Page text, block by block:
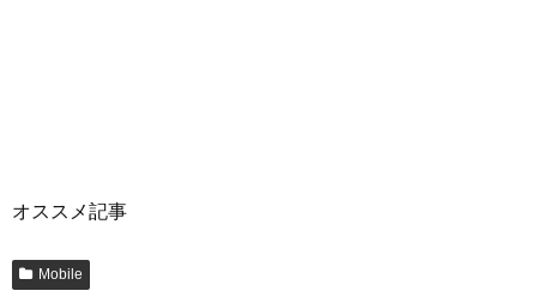
オススメ記事
Mobile